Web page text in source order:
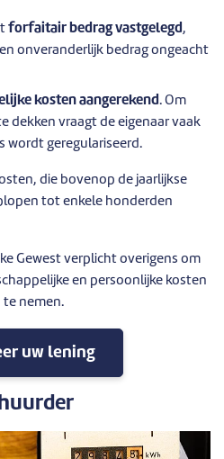
forfaitair bedrag vastgelegd,
onveranderlijk bedrag ongeacht
kosten aangerekend. Om
dekken vraagt de eigenaar vaak
wordt geregulariseerd.
die bovenop de jaarlijkse
tot enkele honderden
Gewest verplicht overigens om
en persoonlijke kosten
nemen.
uw lening